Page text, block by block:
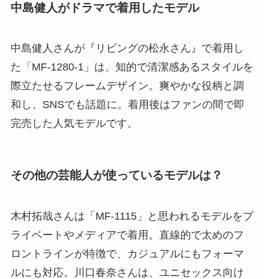
中島健人がドラマで着用したモデル
中島健人さんが『リビングの松永さん』で着用し
た「MF-1280-1」は、知的で清潔感あるスタイルを
際立たせるフレームデザイン。爽やかな役柄と調
和し、SNSでも話題に。着用後はファンの間で即
完売した人気モデルです。
その他の芸能人が使っているモデルは？
木村拓哉さんは「MF-1115」と思われるモデルをプ
ライベートやメディアで着用。直線的で太めのフ
ロントラインが特徴で、カジュアルにもフォーマ
ルにも対応。川口春奈さんは、ユニセックス向け